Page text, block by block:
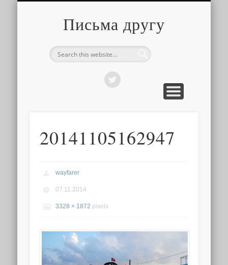
Письма другу
20141105162947
wayfarer
07.11.2014
3328 × 1872 pixels